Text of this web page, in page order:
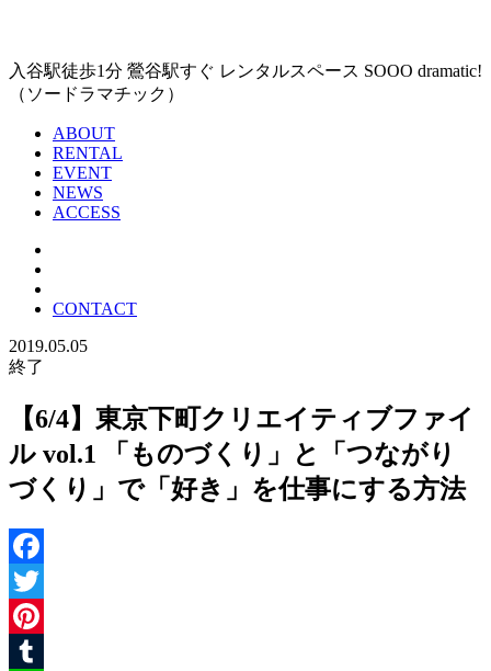
入谷駅徒歩1分 鶯谷駅すぐ レンタルスペース SOOO dramatic!
（ソードラマチック）
ABOUT
RENTAL
EVENT
NEWS
ACCESS
CONTACT
2019.05.05
終了
【6/4】東京下町クリエイティブファイ
ル vol.1 「ものづくり」と「つながり
づくり」で「好き」を仕事にする方法
Facebook
Twitter
Pinterest